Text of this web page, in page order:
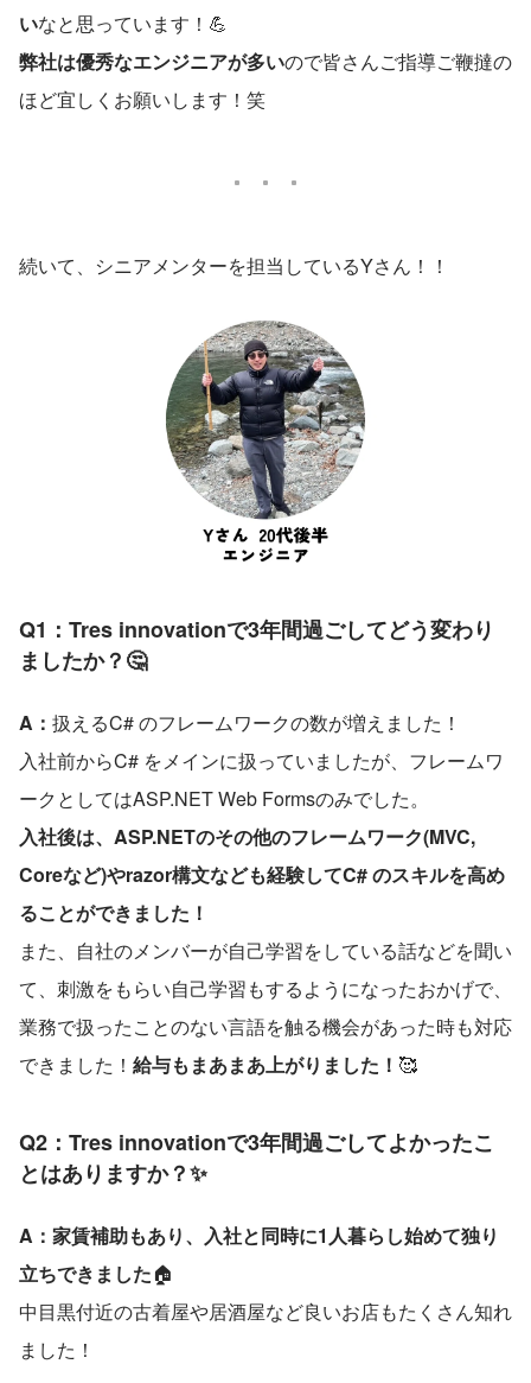
いなと思っています！💪
弊社は優秀なエンジニアが多いので皆さんご指導ご鞭撻の
ほど宜しくお願いします！笑
続いて、シニアメンターを担当しているYさん！！
Q1：Tres innovationで3年間過ごしてどう変わり
ましたか？🤔
A： 扱えるC# のフレームワークの数が増えました！
入社前からC# をメインに扱っていましたが、フレームワ
ークとしてはASP.NET Web Formsのみでした。
入社後は、ASP.NETのその他のフレームワーク(MVC,
Coreなど)やrazor構文なども経験してC# のスキルを高め
ることができました！
また、自社のメンバーが自己学習をしている話などを聞い
て、刺激をもらい自己学習もするようになったおかげで、
業務で扱ったことのない言語を触る機会があった時も対応
できました！ 給与もまあまあ上がりました！ 🥰
Q2：Tres innovationで3年間過ごしてよかったこ
とはありますか？✨
A：家賃補助もあり、入社と同時に1人暮らし始めて独り
立ちできました🏠
中目黒付近の古着屋や居酒屋など良いお店もたくさん知れ
ました！